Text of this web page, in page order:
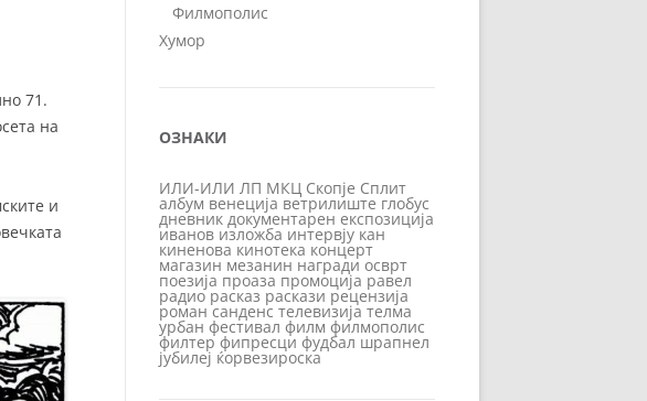
71.
на
и
Филмополис
Хумор
ОЗНАКИ
ИЛИ-ИЛИ ЛП МКЦ Скопје Сплит
албум венеција ветрилиште глобус
дневник документарен експозиција
иванов изложба интервју кан
киненова кинотека концерт
магазин мезанин награди осврт
поезија проаза промоција равел
радио расказ раскази рецензија
роман санденс телевизија телма
урбан фестивал филм филмополис
филтер фипресци фудбал шрапнел
јубилеј ќорвезироска